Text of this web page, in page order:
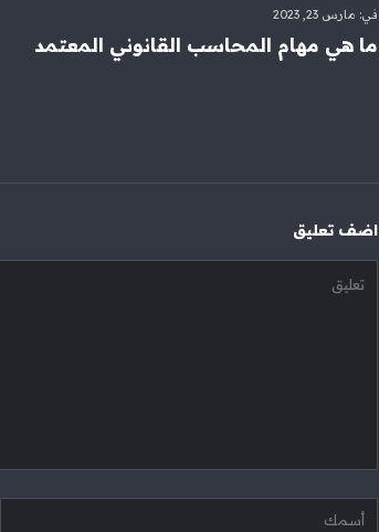
في: مارس 23, 2023
ما هي مهام المحاسب القانوني المعتمد
‫اضف تعليق